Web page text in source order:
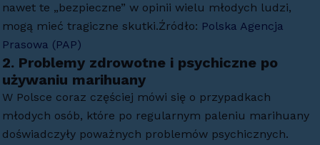
nawet te „bezpieczne” w opinii wielu młodych ludzi,
mogą mieć tragiczne skutki.Źródło: Polska Agencja
Prasowa (PAP)
2. Problemy zdrowotne i psychiczne po
używaniu marihuany
W Polsce coraz częściej mówi się o przypadkach
młodych osób, które po regularnym paleniu marihuany
doświadczyły poważnych problemów psychicznych.